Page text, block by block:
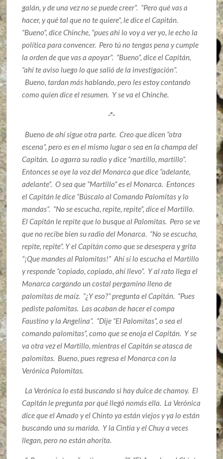
galán, y de una vez no se puede creer”. “Pero qué vas a
hacer, y qué tal que no te quiere”, le dice el Capitán.
“Bueno”, dice Chinche, “pues ahí lo voy a ver yo, le echo la
política para convencer. Pero tú no tengas pena y cumple
la orden de que vas a apoyar”. “Bueno”, dice el Capitán,
“ahí te aviso luego lo que salió de la investigación”.
Bueno, tardan más hablando, pero les estoy contando
como quien dice el resumen. Y se va el Chinche.
-*-
Bueno de ahí sigue otra parte. Creo que dicen “otra
escena”, pero es en el mismo lugar o sea en la champa del
Capitán. Lo agarra su radio y dice “martillo, martillo”.
Entonces se oye la voz del Monarca que dice “adelante,
adelante”. O sea que “Martillo” es el Monarca. Entonces
el Capitán le dice “Búscalo al Comando Palomitas y lo
mandas”. “No se escucha, repite, repite”, dice el Martillo.
El Capitán le repite que lo busque al Palomitas. Pero se ve
que no recibe bien su radio del Monarca. “No se escucha,
repite, repite”. Y el Capitán como que se desespera y grita
“¡Que mandes al Palomitas!” Ahí sí lo escucha el Martillo
y responde “copiado, copiado, ahí llevo”. Y al rato llega el
Monarca cargando un costal pergamino lleno de
palomitas de maíz. “¿Y eso?” pregunta el Capitán. “Pues
pediste palomitas. Las acaban de hacer el compa
Faustino y la Angelina”. “Dije “El Palomitas”, o sea el
comando palomitas”, como que se enoja el Capitán. Y se
va otra vez el Martillo, mientras el Capitán se atasca de
palomitas. Bueno, pues regresa el Monarca con la
Verónica Palomitas.
La Verónica lo está buscando si hay dulce de chamoy. El
Capitán le pregunta por qué llegó nomás ella. La Verónica
dice que el Amado y el Chinto ya están viejos y ya lo están
buscando una su marida. Y la Cintia y el Chuy a veces
llegan, pero no están ahorita.